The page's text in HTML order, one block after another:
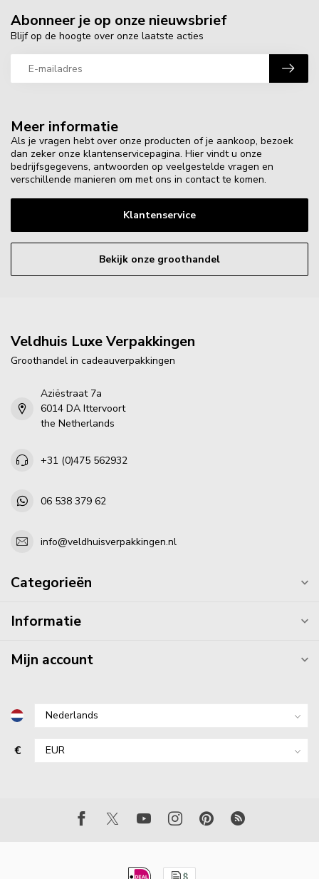
Meer informatie
Als je vragen hebt over onze producten of je aankoop, bezoek
dan zeker onze klantenservicepagina. Hier vindt u onze
bedrijfsgegevens, antwoorden op veelgestelde vragen en
verschillende manieren om met ons in contact te komen.
Klantenservice
Bekijk onze groothandel
Abonneer je op onze nieuwsbrief
Blijf op de hoogte over onze laatste acties
Veldhuis Luxe Verpakkingen
Groothandel in cadeauverpakkingen
Aziëstraat 7a
6014 DA Ittervoort
the Netherlands
+31 (0)475 562932
06 538 379 62
info@veldhuisverpakkingen.nl
Categorieën
Informatie
Mijn account
€